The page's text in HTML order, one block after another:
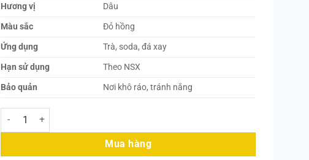
Hương vị
Dâu
Màu sắc
Đỏ hồng
Ứng dụng
Trà, soda, đá xay
Hạn sử dụng
Theo NSX
Bảo quản
Nơi khô ráo, tránh nắng
Siro Boduo Dâu -2L số lượng
Mua hàng